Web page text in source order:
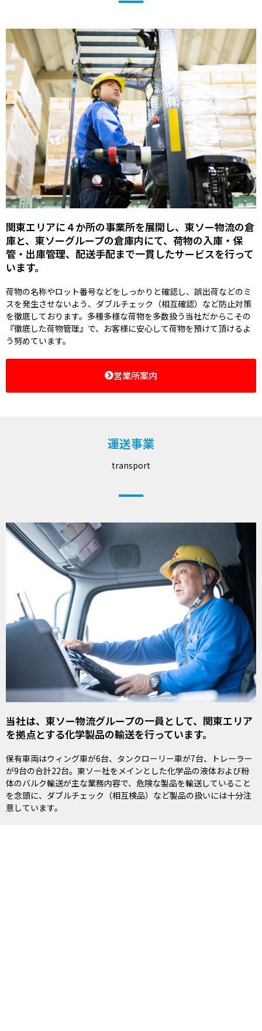
関東エリアに４か所の事業所を展開し、東ソー物流の倉
庫と、東ソーグループの倉庫内にて、荷物の入庫・保
管・出庫管理、配送手配まで一貫したサービスを行って
います。
荷物の名称やロット番号などをしっかりと確認し、誤出荷などのミ
スを発生させないよう、ダブルチェック（相互確認）など防止対策
を徹底しております。多種多様な荷物を多数扱う当社だからこその
『徹底した荷物管理』で、お客様に安心して荷物を預けて頂けるよ
う努めています。
営業所案内
運送事業
transport
当社は、東ソー物流グループの一員として、関東エリア
を拠点とする化学製品の輸送を行っています。
保有車両はウィング車が6台、タンクローリー車が7台、トレーラー
が9台の合計22台。東ソー社をメインとした化学品の液体および粉
体のバルク輸送が主な業務内容で、危険な製品を輸送していること
を念頭に、ダブルチェック（相互検品）など製品の扱いには十分注
意しています。